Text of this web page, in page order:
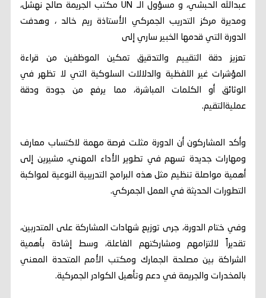
عبدالله الحبشي، و مسؤول الـ UN مكتب الجريمة صالح نهشل،
ومديرة مركز التدريب الجمركي الأستاذة ريم خالد ، وهدفت
الدورة التي قدمها الخبير ساري إلى
تعزيز دقة التقييم والتدقيق تمكين الموظفين من قراءة
المؤشرات غير اللفظية والدلالات السلوكية التي لا تظهر في
الوثائق أو الكلمات المباشرة، مما يرفع من جودة ودقة
عمليةالتقيم.
وأكد المشاركون أن الدورة مثلت فرصة مهمة لاكتساب معارف
ومهارات جديدة تسهم في تطوير الأداء المهني، مشيرين إلى
أهمية مواصلة تنظيم مثل هذه البرامج التدريبية النوعية لمواكبة
التطورات الحديثة في العمل الجمركي.
وفي ختام الدورة، جرى توزيع شهادات المشاركة على المتدربين،
تقديراً لالتزامهم ومشاركتهم الفاعلة، وسط إشادة بأهمية
الشراكة بين مصلحة الجمارك ومكتب الأمم المتحدة المعني
بالمخدرات والجريمة في دعم وتأهيل الكوادر الجمركية.